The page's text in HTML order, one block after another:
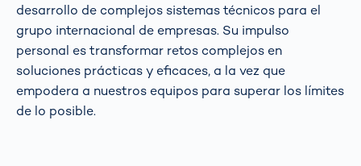
desarrollo de complejos sistemas técnicos para el
grupo internacional de empresas. Su impulso
personal es transformar retos complejos en
soluciones prácticas y eficaces, a la vez que
empodera a nuestros equipos para superar los límites
de lo posible.